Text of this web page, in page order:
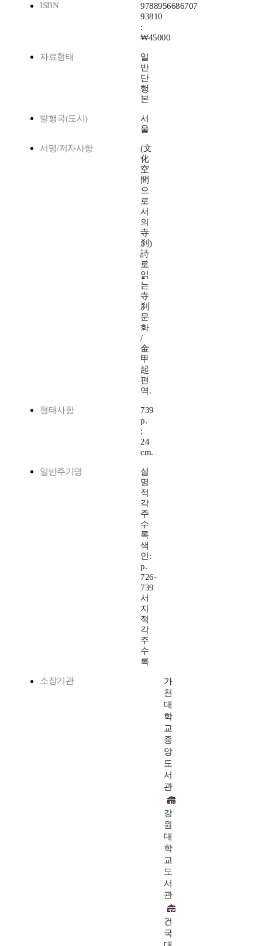
ISBN
9788956686707
93810
:
₩45000
자료형태
일
반
단
행
본
발행국(도시)
서
울
서명/저자사항
(文
化
空
間
으
로
서
의
寺
刹)
詩
로
읽
는
寺
刹
문
화
/
金
甲
起
편
역.
형태사항
739
p.
;
24
cm.
일반주기명
설
명
적
각
주
수
록
색
인:
p.
726-
739
서
지
적
각
주
수
록
소장기관
가
천
대
학
교
중
앙
도
서
관
강
원
대
학
교
도
서
관
건
국